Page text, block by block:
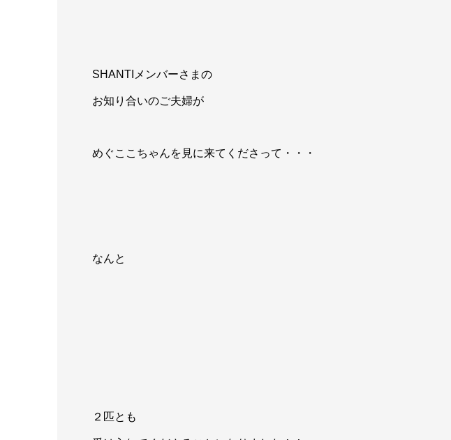
SHANTIメンバーさまの
お知り合いのご夫婦が
めぐここちゃんを見に来てくださって・・・
なんと
２匹とも